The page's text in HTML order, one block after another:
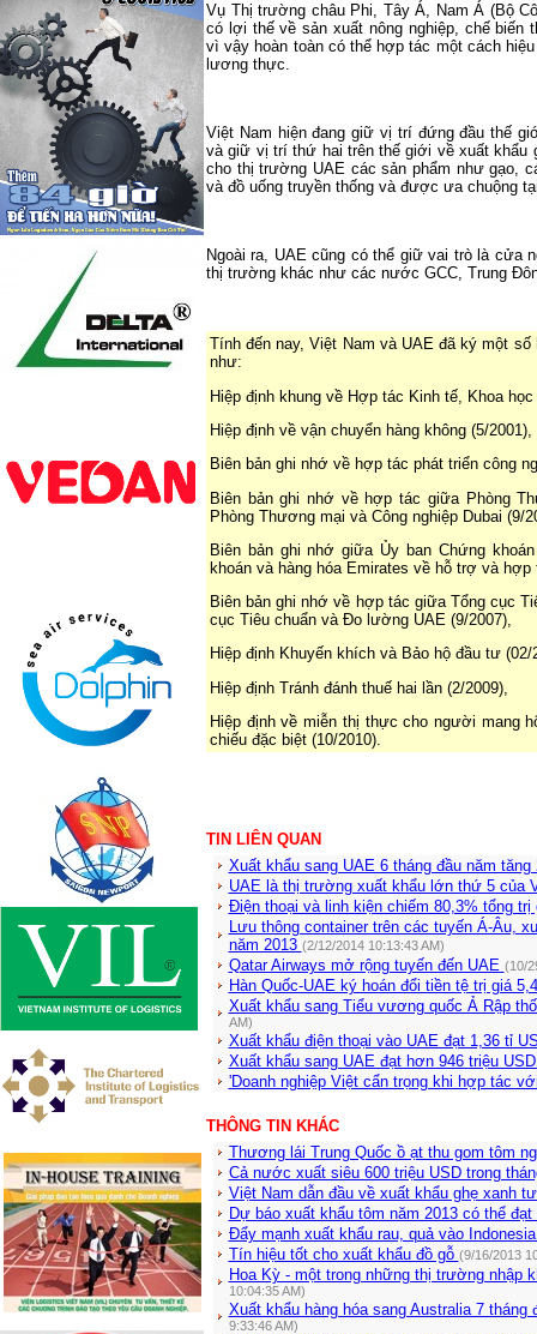
Vụ Thị trường châu Phi, Tây Á, Nam Á (Bộ
có lợi thế về sản xuất nông nghiệp, chế biến
vì vậy hoàn toàn có thể hợp tác một cách
lương thực.
Việt Nam hiện đang giữ vị trí đứng đầu thế
và giữ vị trí thứ hai trên thế giới về xuất khẩu
cho thị trường UAE các sản phẩm như gạo,
và đồ uống truyền thống và được ưa chuộng
Ngoài ra, UAE cũng có thể giữ vai trò là cửa
thị trường khác như các nước GCC, Trung
Tính đến nay, Việt Nam và UAE đã ký một số
như:
Hiệp định khung về Hợp tác Kinh tế, Khoa
Hiệp định về vận chuyển hàng không (5/2001),
Biên bản ghi nhớ về hợp tác phát triển công
Biên bản ghi nhớ về hợp tác giữa Phòng
Phòng Thương mại và Công nghiệp Dubai (9/
Biên bản ghi nhớ giữa Ủy ban Chứng
khoán và hàng hóa Emirates về hỗ trợ và
Biên bản ghi nhớ về hợp tác giữa Tổng cục
cục Tiêu chuẩn và Đo lường UAE (9/2007),
Hiệp định Khuyến khích và Bảo hộ đầu tư (02/
Hiệp định Tránh đánh thuế hai lần (2/2009),
Hiệp định về miễn thị thực cho người mang
chiếu đặc biệt (10/2010).
TIN LIÊN QUAN
Xuất khẩu sang UAE 6 tháng đầu năm
UAE là thị trường xuất khẩu lớn thứ 5 của
Điện thoại và linh kiện chiếm 80,3% tổng
Lưu thông container trên các tuyến Á-Âu,
năm 2013 (2/12/2014 10:13:43 AM)
Qatar Airways mở rộng tuyến đến UAE (10/
Hàn Quốc-UAE ký hoán đổi tiền tệ trị giá
Xuất khẩu sang Tiểu vương quốc Ả Rập
AM)
Xuất khẩu điện thoại vào UAE đạt 1,36 tỉ
Xuất khẩu sang UAE đạt hơn 946 triệu
'Doanh nghiệp Việt cẩn trọng khi hợp tác
THÔNG TIN KHÁC
Thương lái Trung Quốc ồ ạt thu gom tôm
Cả nước xuất siêu 600 triệu USD trong
Việt Nam dẫn đầu về xuất khẩu ghẹ xanh
Dự báo xuất khẩu tôm năm 2013 có thể
Đẩy mạnh xuất khẩu rau, quả vào
Tín hiệu tốt cho xuất khẩu đồ gỗ (9/16/2013
Hoa Kỳ - một trong những thị trường nhập
10:04:35 AM)
Xuất khẩu hàng hóa sang Australia 7 tháng
9:33:46 AM)